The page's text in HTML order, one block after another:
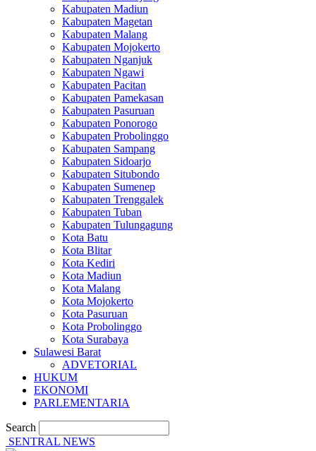
Kabupaten Madiun
Kabupaten Magetan
Kabupaten Malang
Kabupaten Mojokerto
Kabupaten Nganjuk
Kabupaten Ngawi
Kabupaten Pacitan
Kabupaten Pamekasan
Kabupaten Pasuruan
Kabupaten Ponorogo
Kabupaten Probolinggo
Kabupaten Sampang
Kabupaten Sidoarjo
Kabupaten Situbondo
Kabupaten Sumenep
Kabupaten Trenggalek
Kabupaten Tuban
Kabupaten Tulungagung
Kota Batu
Kota Blitar
Kota Kediri
Kota Madiun
Kota Malang
Kota Mojokerto
Kota Pasuruan
Kota Probolinggo
Kota Surabaya
Sulawesi Barat
ADVETORIAL
HUKUM
EKONOMI
PARLEMENTARIA
Search
SENTRAL NEWS